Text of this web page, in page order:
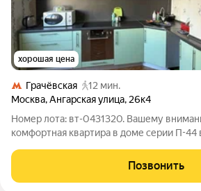
хорошая цена
Грачёвская
12 мин.
Москва,Ангарская улица, 26к4
Номер лота: вт-0431320. Вашему
комфортная квартира в доме серии П-44
Дом расположен внутри квартала ,
дворе современный
Позвонить